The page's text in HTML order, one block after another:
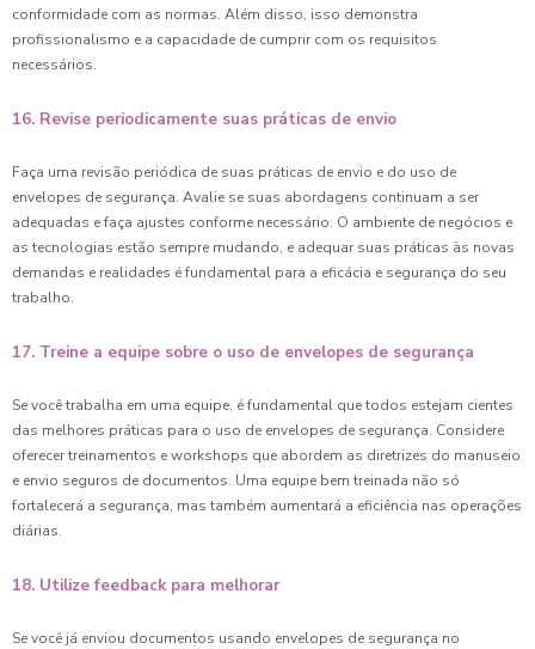
conformidade com as normas. Além disso, isso demonstra
profissionalismo e a capacidade de cumprir com os requisitos
necessários.
16. Revise periodicamente suas práticas de envio
Faça uma revisão periódica de suas práticas de envio e do uso de
envelopes de segurança. Avalie se suas abordagens continuam a ser
adequadas e faça ajustes conforme necessário. O ambiente de negócios e
as tecnologias estão sempre mudando, e adequar suas práticas às novas
demandas e realidades é fundamental para a eficácia e segurança do seu
trabalho.
17. Treine a equipe sobre o uso de envelopes de segurança
Se você trabalha em uma equipe, é fundamental que todos estejam cientes
das melhores práticas para o uso de envelopes de segurança. Considere
oferecer treinamentos e workshops que abordem as diretrizes do manuseio
e envio seguros de documentos. Uma equipe bem treinada não só
fortalecerá a segurança, mas também aumentará a eficiência nas operações
diárias.
18. Utilize feedback para melhorar
Se você já enviou documentos usando envelopes de segurança no